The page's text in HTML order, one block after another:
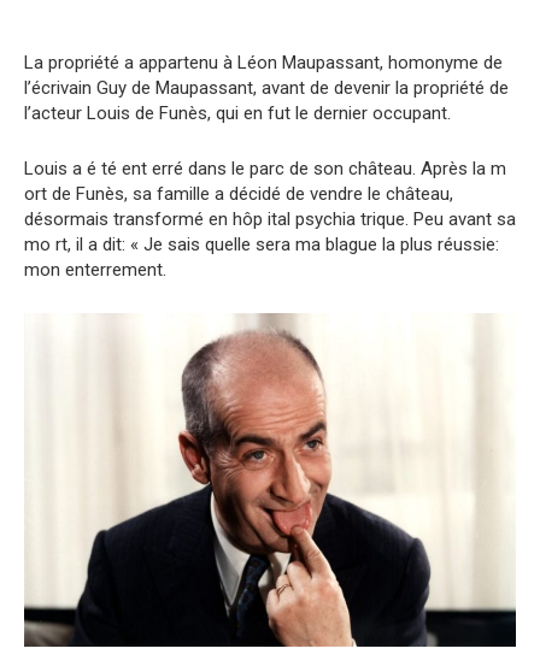
La propriété a appartenu à Léon Maupassant, homonyme de
l’écrivain Guy de Maupassant, avant de devenir la propriété de
l’acteur Louis de Funès, qui en fut le dernier occupant.
Louis a é té ent erré dans le parc de son château. Après la m
ort de Funès, sa famille a décidé de vendre le château,
désormais transformé en hôp ital psychia trique. Peu avant sa
mo rt, il a dit: « Je sais quelle sera ma blague la plus réussie:
mon enterrement.